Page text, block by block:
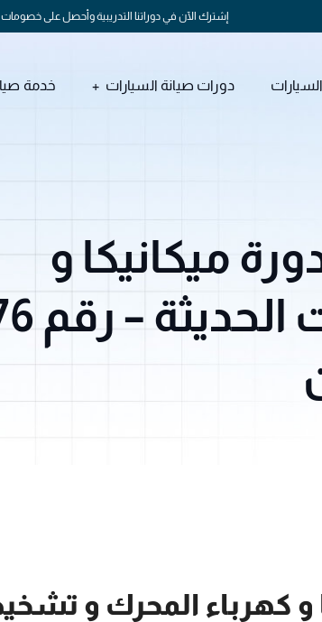
إشترك الآن في دوراتنا التدريبية وأحصل على خصومات تصل
دورات صيانة السيارات خدمة
ميكانيكا و
كهرباء
و كهرباء المحرك و